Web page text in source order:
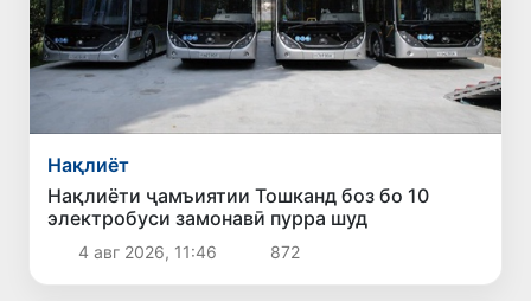
Нақлиёт
Нақлиёти ҷамъиятии Тошканд боз бо 10
электробуси замонавӣ пурра шуд
4 авг 2026, 11:46 872